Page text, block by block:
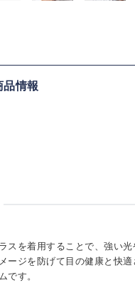
品情報
スを着用することで、強い
ージを防げて目の健康と快
です。